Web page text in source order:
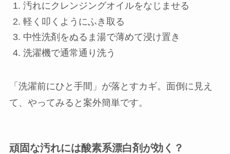
汚れにクレンジングオイルをなじませる
軽く叩くようにふき取る
中性洗剤をぬるま湯で薄めて浸け置き
洗濯機で通常通り洗う
「洗濯前にひと手間」が落とすカギ。面倒に見え
て、やってみると案外簡単です。
頑固な汚れには酸素系漂白剤が効く？